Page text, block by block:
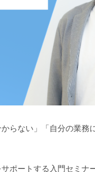
らない」「自分の業
ポートする入門セミナー